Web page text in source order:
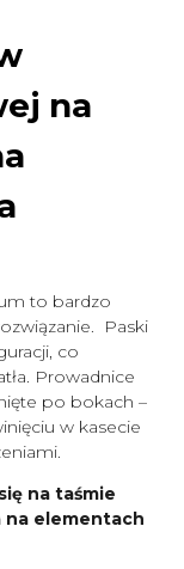
na
to bardzo
Paski
co
Prowadnice
po bokach –
w kasecie
na taśmie
na elementach